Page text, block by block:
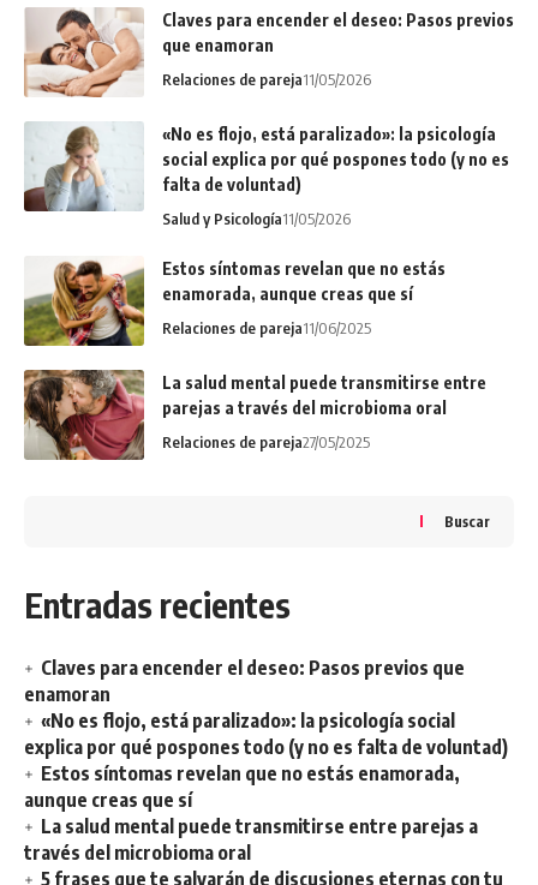
Claves para encender el deseo: Pasos previos
que enamoran
Relaciones de pareja11/05/2026
«No es flojo, está paralizado»: la psicología
social explica por qué pospones todo (y no es
falta de voluntad)
Salud y Psicología11/05/2026
Estos síntomas revelan que no estás
enamorada, aunque creas que sí
Relaciones de pareja11/06/2025
La salud mental puede transmitirse entre
parejas a través del microbioma oral
Relaciones de pareja27/05/2025
Buscar
Entradas recientes
Claves para encender el deseo: Pasos previos que
enamoran
«No es flojo, está paralizado»: la psicología social
explica por qué pospones todo (y no es falta de voluntad)
Estos síntomas revelan que no estás enamorada,
aunque creas que sí
La salud mental puede transmitirse entre parejas a
través del microbioma oral
5 frases que te salvarán de discusiones eternas con tu